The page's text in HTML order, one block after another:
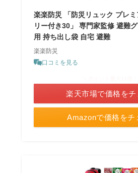
楽楽防災 「防災リュック プレ
リー付き30」 専門家監修 避難
用 持ち出し袋 自宅 避難
楽楽防災
口コミを見る
Amazonで価格をチ
楽天市場で価格をチ